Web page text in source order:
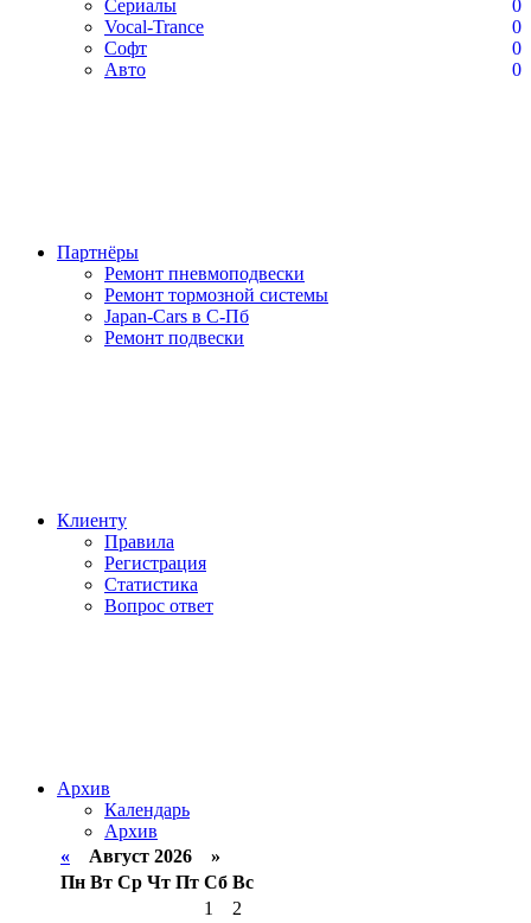
Сериалы
0
Vocal-Trance
0
Софт
0
Авто
0
Партнёры
Ремонт пневмоподвески
Ремонт тормозной системы
Japan-Cars в С-Пб
Ремонт подвески
Клиенту
Правила
Регистрация
Статистика
Вопрос ответ
Архив
Календарь
Архив
« Август 2026 »
Пн Вт Ср Чт Пт Сб Вс
1
2